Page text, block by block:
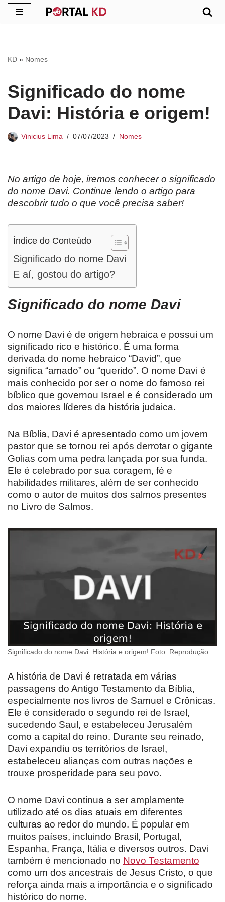
conteúdo
KD » Nomes
Significado do nome
Davi: História e origem!
Vinicius Lima 07/07/2023 Nomes
No artigo de hoje, iremos conhecer o significado
do nome Davi. Continue lendo o artigo para
descobrir tudo o que você precisa saber!
Índice do Conteúdo
Significado do nome Davi
E aí, gostou do artigo?
Significado do nome Davi
O nome Davi é de origem hebraica e possui um
significado rico e histórico. É uma forma
derivada do nome hebraico “David”, que
significa “amado” ou “querido”. O nome Davi é
mais conhecido por ser o nome do famoso rei
bíblico que governou Israel e é considerado um
dos maiores líderes da história judaica.
Na Bíblia, Davi é apresentado como um jovem
pastor que se tornou rei após derrotar o gigante
Golias com uma pedra lançada por sua funda.
Ele é celebrado por sua coragem, fé e
habilidades militares, além de ser conhecido
como o autor de muitos dos salmos presentes
no Livro de Salmos.
Significado do nome Davi: História e origem! Foto: Reprodução
A história de Davi é retratada em várias
passagens do Antigo Testamento da Bíblia,
especialmente nos livros de Samuel e Crônicas.
Ele é considerado o segundo rei de Israel,
sucedendo Saul, e estabeleceu Jerusalém
como a capital do reino. Durante seu reinado,
Davi expandiu os territórios de Israel,
estabeleceu alianças com outras nações e
trouxe prosperidade para seu povo.
O nome Davi continua a ser amplamente
utilizado até os dias atuais em diferentes
culturas ao redor do mundo. É popular em
muitos países, incluindo Brasil, Portugal,
Espanha, França, Itália e diversos outros. Davi
também é mencionado no Novo Testamento
como um dos ancestrais de Jesus Cristo, o que
reforça ainda mais a importância e o significado
histórico do nome.